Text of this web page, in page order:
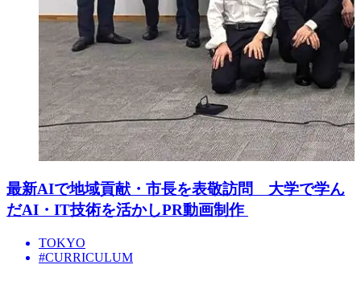
最新AIで地域貢献・市長を表敬訪問 大学で学ん
だAI・IT技術を活かしPR動画制作
TOKYO
#CURRICULUM